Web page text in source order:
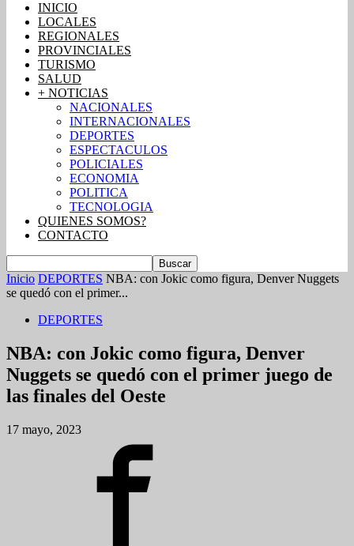
INICIO
LOCALES
REGIONALES
PROVINCIALES
TURISMO
SALUD
+ NOTICIAS
NACIONALES
INTERNACIONALES
DEPORTES
ESPECTACULOS
POLICIALES
ECONOMIA
POLITICA
TECNOLOGIA
QUIENES SOMOS?
CONTACTO
Inicio DEPORTES NBA: con Jokic como figura, Denver Nuggets
se quedó con el primer...
DEPORTES
NBA: con Jokic como figura, Denver
Nuggets se quedó con el primer juego de
las finales del Oeste
17 mayo, 2023